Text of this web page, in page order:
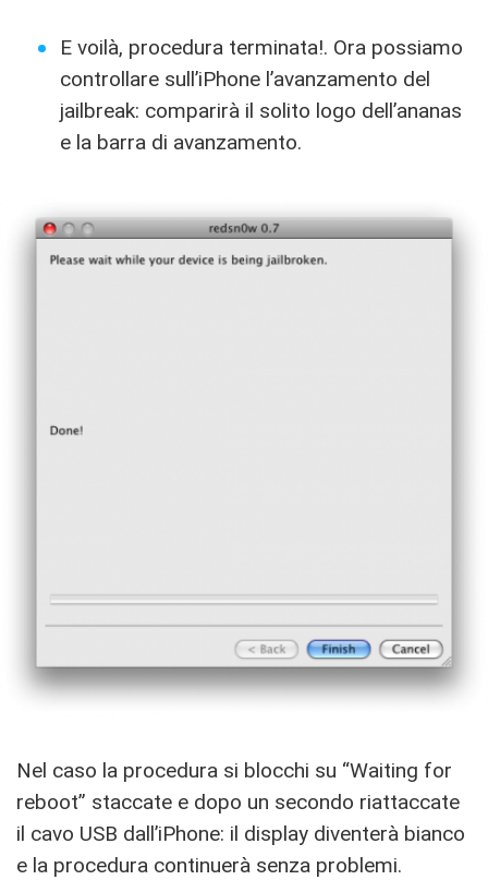
E voilà, procedura terminata!. Ora possiamo
controllare sull’iPhone l’avanzamento del
jailbreak: comparirà il solito logo dell’ananas
e la barra di avanzamento.
Nel caso la procedura si blocchi su “Waiting for
reboot” staccate e dopo un secondo riattaccate
il cavo USB dall’iPhone: il display diventerà bianco
e la procedura continuerà senza problemi.